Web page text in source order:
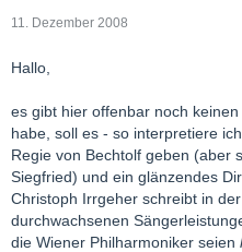
11. Dezember 2008
Hallo,
es gibt hier offenbar noch
habe, soll es - so interpretiere
Regie von Bechtolf geben (aber
Siegfried) und ein glänzendes
Christoph Irrgeher schreibt in
durchwachsenen
die Wiener Philharmoniker seien